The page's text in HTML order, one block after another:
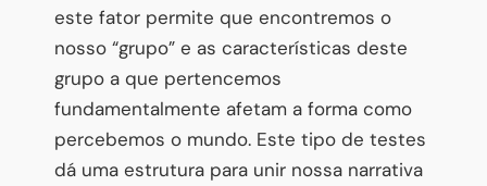
este fator permite que encontremos o
nosso “grupo” e as características deste
grupo a que pertencemos
fundamentalmente afetam a forma como
percebemos o mundo. Este tipo de testes
dá uma estrutura para unir nossa narrativa